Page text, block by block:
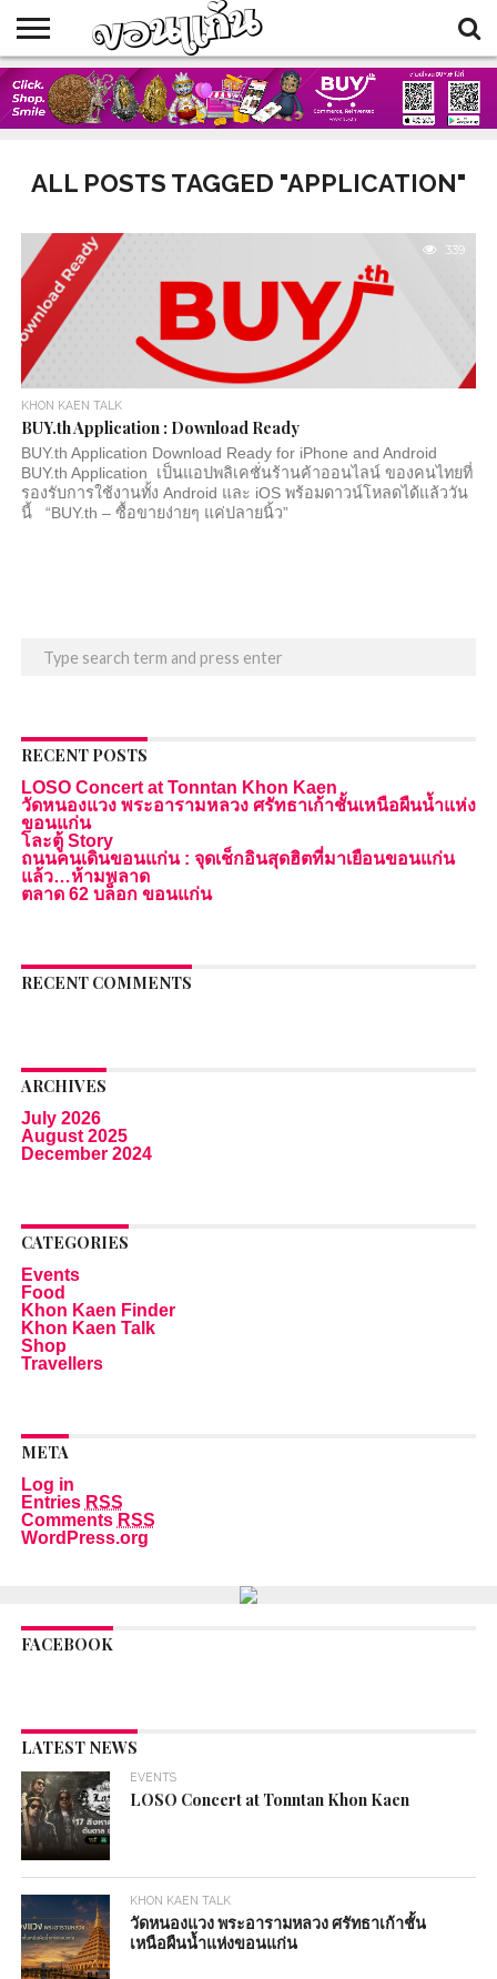
HOME
BLOG
EVENTS
FOOD
SHOP
TRAVELLERS
ALL POSTS TAGGED "APPLICATION"
339
KHON KAEN TALK
BUY.th Application : Download Ready
BUY.th Application Download Ready for iPhone and Android
BUY.th Application เป็นแอปพลิเคชั่นร้านค้าออนไลน์ ของคนไทยที่
รองรับการใช้งานทั้ง Android และ iOS พร้อมดาวน์โหลดได้แล้ววัน
นี้ “BUY.th – ซื้อขายง่ายๆ แค่ปลายนิ้ว”
RECENT POSTS
LOSO Concert at Tonntan Khon Kaen
วัดหนองแวง พระอารามหลวง ศรัทธาเก้าชั้นเหนือผืนน้ำแห่ง
ขอนแก่น
โละตู้ Story
ถนนคนเดินขอนแก่น : จุดเช็กอินสุดฮิตที่มาเยือนขอนแก่น
แล้ว…ห้ามพลาด
ตลาด 62 บล็อก ขอนแก่น
RECENT COMMENTS
ARCHIVES
July 2026
August 2025
December 2024
CATEGORIES
Events
Food
Khon Kaen Finder
Khon Kaen Talk
Shop
Travellers
META
Log in
Entries RSS
Comments RSS
WordPress.org
FACEBOOK
LATEST NEWS
EVENTS
LOSO Concert at Tonntan Khon Kaen
KHON KAEN TALK
วัดหนองแวง พระอารามหลวง ศรัทธาเก้าชั้น
เหนือผืนน้ำแห่งขอนแก่น